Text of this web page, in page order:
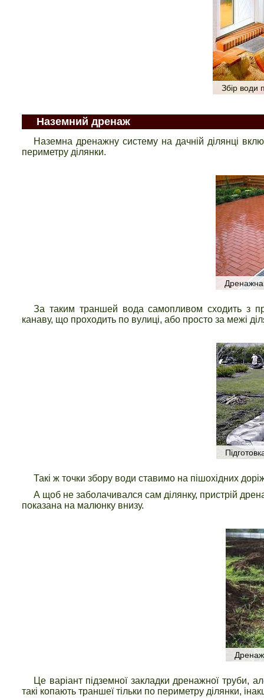
Збір води
Наземний дренаж
Наземна дренажну систему на дачній ділянці
периметру ділянки.
Дренажна
За таким траншей вода самопливом сходить з
канаву, що проходить по вулиці, або просто за межі
Такі ж точки збору води ставимо на пішохідних
А щоб не заболачивался сам ділянку, пристрій
показана на малюнку внизу.
Дренаж
Це варіант підземної закладки дренажної труби,
такі копають траншеї тільки по периметру ділянки,